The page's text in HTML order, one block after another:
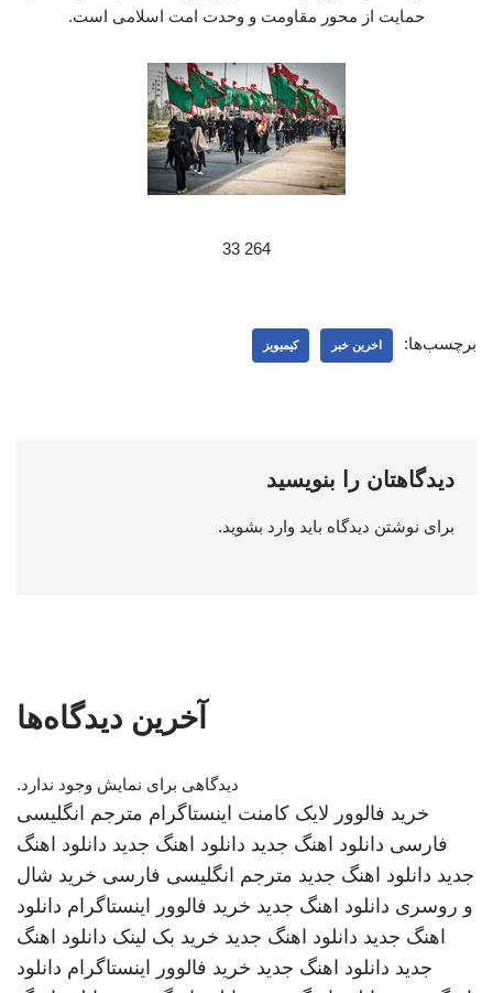
حمایت از محور مقاومت و وحدت امت اسلامی است.
264 33
برچسب‌ها: اخرین خبر کیمیویز
دیدگاهتان را بنویسید
برای نوشتن دیدگاه باید وارد بشوید.
آخرین دیدگاه‌ها
دیدگاهی برای نمایش وجود ندارد.
خرید فالوور لایک کامنت اینستاگرام مترجم انگلیسی
فارسی دانلود اهنگ جدید دانلود اهنگ جدید دانلود اهنگ
جدید دانلود اهنگ جدید مترجم انگلیسی فارسی خرید شال
و روسری دانلود اهنگ جدید خرید فالوور اینستاگرام دانلود
اهنگ جدید دانلود اهنگ جدید خرید بک لینک دانلود اهنگ
جدید دانلود اهنگ جدید خرید فالوور اینستاگرام دانلود